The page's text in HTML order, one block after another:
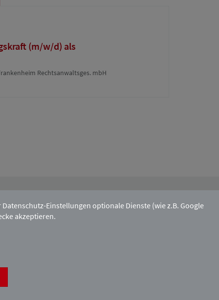
(m/w/d) als
Rechtsanwaltsges. mbH
Einstellungen optionale Dienste (wie z.B. Google
akzeptieren.